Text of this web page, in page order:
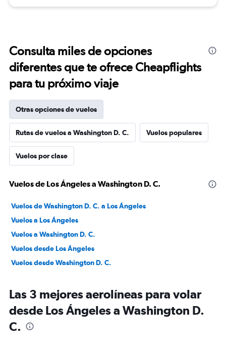
Consulta miles de opciones
diferentes que te ofrece Cheapflights
para tu próximo viaje
Otras opciones de vuelos
Rutas de vuelos a Washington D. C. Vuelos populares
Vuelos por clase
Vuelos de Los Ángeles a Washington D. C.
Vuelos de Washington D. C. a Los Ángeles
Vuelos a Los Ángeles
Vuelos a Washington D. C.
Vuelos desde Los Ángeles
Vuelos desde Washington D. C.
Las 3 mejores aerolíneas para volar
desde Los Ángeles a Washington D.
C.